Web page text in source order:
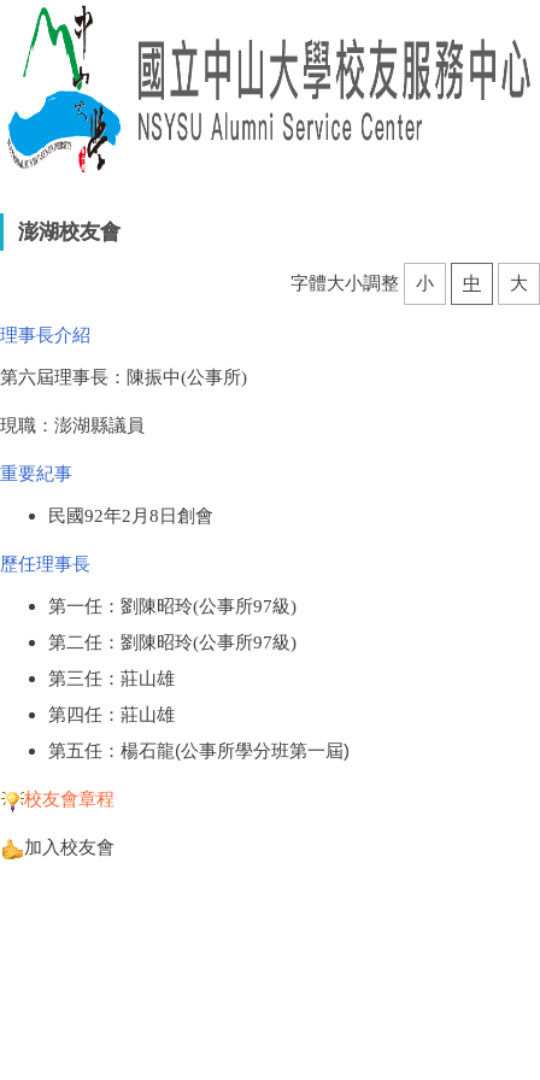
澎湖校友會
字體大小調整 小 中 大
理事長介紹
第六屆理事長：陳振中(公事所)
現職：澎湖縣議員
重要紀事
民國92年2月8日創會
歷任理事長
第一任：劉陳昭玲(公事所97級)
第二任： 劉陳昭玲(公事所97級)
第三任：莊山雄
第四任：莊山雄
第五任：楊石龍(公事所學分班第一屆)
校友會章程
加入校友會